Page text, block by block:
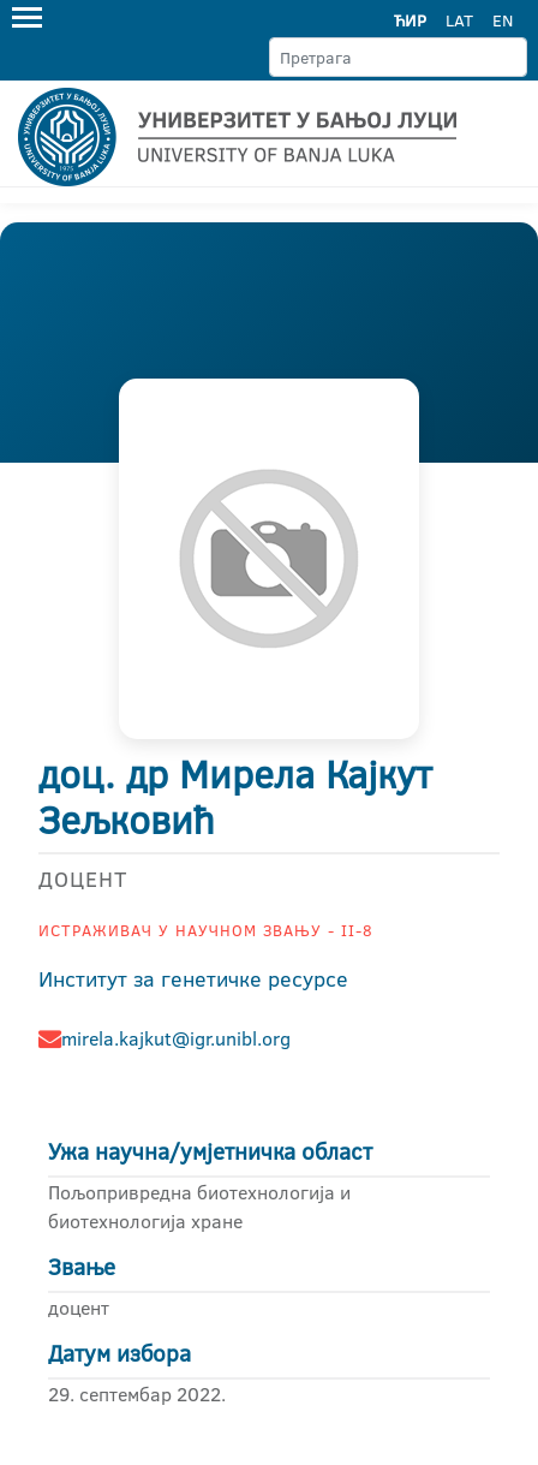
ЋИР LAT EN
доц. др Мирела Кајкут
Зељковић
ДОЦЕНТ
ИСТРАЖИВАЧ У НАУЧНОМ ЗВАЊУ - II-8
Институт за генетичке ресурсе
mirela.kajkut@igr.unibl.org
Ужа научна/умјетничка област
Пољопривредна биотехнологија и
биотехнологија хране
Звање
доцент
Датум избора
29. септембар 2022.